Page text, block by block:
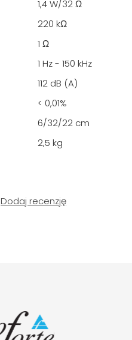
1,4 W/32 Ω
220 kΩ
1 Ω
1 Hz - 150 kHz
112 dB (A)
< 0,01%
6/32/22 cm
2,5 kg
Dodaj recenzję